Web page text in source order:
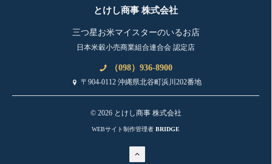
とけし商事 株式会社
三つ星お米マイスターのいるお店
日本米穀小売商業組合連合会 認定店
（098）936-8900
〒904-0112 沖縄県北谷町浜川202番地
© 2026 とけし商事 株式会社
WEBサイト制作管理者 BRIDGE